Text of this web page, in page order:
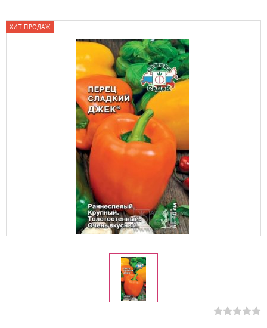
ХИТ ПРОДАЖ